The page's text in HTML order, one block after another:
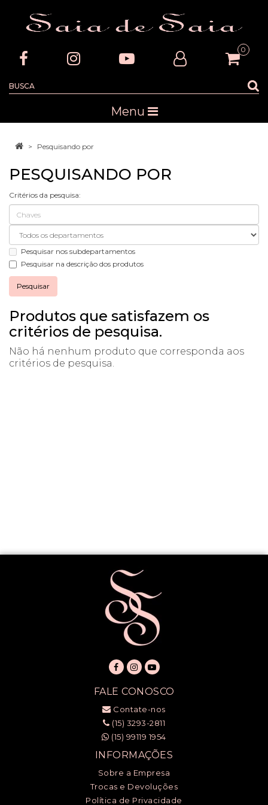
0
Menu
Pesquisando por
PESQUISANDO POR
Critérios da pesquisa:
Pesquisar nos subdepartamentos
Pesquisar na descrição dos produtos
Produtos que satisfazem os
critérios de pesquisa.
Não há nenhum produto que corresponda aos
critérios de pesquisa.
FALE CONOSCO
Contate-nos
(15) 3293-2811
(15) 99119 1954
INFORMAÇÕES
Sobre a Empresa
Trocas e Devoluções
Política de Privacidade